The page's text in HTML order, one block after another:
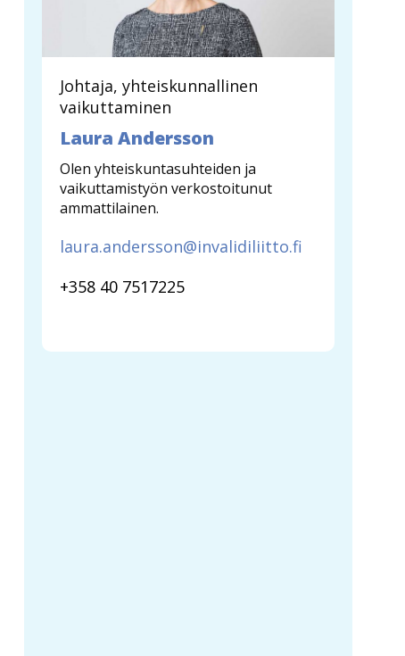
Johtaja, yhteiskunnallinen
vaikuttaminen
Laura Andersson
Olen yhteiskuntasuhteiden ja
vaikuttamistyön verkostoitunut
ammattilainen.
laura.andersson@invalidiliitto.fi
+358 40 7517225